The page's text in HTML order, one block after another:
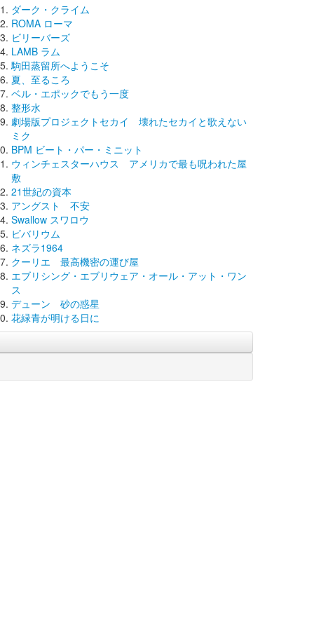
ダーク・クライム
ROMA ローマ
ビリーバーズ
LAMB ラム
駒田蒸留所へようこそ
夏、至るころ
ベル・エポックでもう一度
整形水
劇場版プロジェクトセカイ 壊れたセカイと歌えない
ミク
BPM ビート・パー・ミニット
ウィンチェスターハウス アメリカで最も呪われた屋
敷
21世紀の資本
アングスト 不安
Swallow スワロウ
ビバリウム
ネズラ1964
クーリエ 最高機密の運び屋
エブリシング・エブリウェア・オール・アット・ワン
ス
デューン 砂の惑星
花緑青が明ける日に